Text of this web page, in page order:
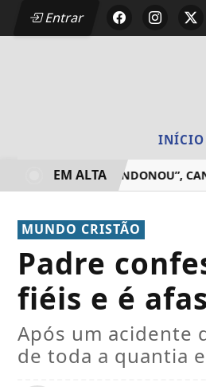
Entrar
INÍCIO
“NÃO ME ABANDONOU”,
EM ALTA
MUNDO CRISTÃO
Padre
fiéis e é
Após um acidente
de toda a quantia